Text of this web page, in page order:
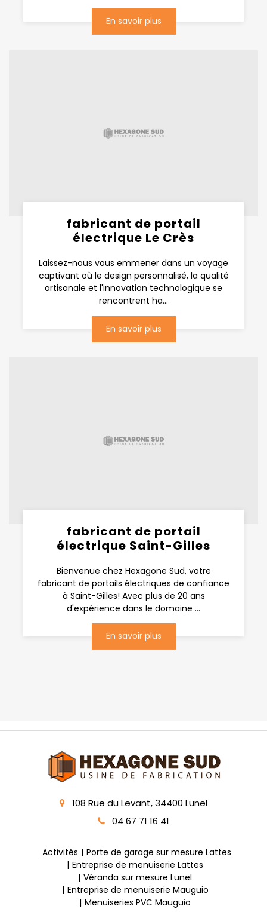
En savoir plus
fabricant de portail
électrique Le Crès
Laissez-nous vous emmener dans un voyage
captivant où le design personnalisé, la qualité
artisanale et l'innovation technologique se
rencontrent ha...
En savoir plus
fabricant de portail
électrique Saint-Gilles
Bienvenue chez Hexagone Sud, votre
fabricant de portails électriques de confiance
à Saint-Gilles! Avec plus de 20 ans
d'expérience dans le domaine ...
En savoir plus
108 Rue du Levant, 34400 Lunel
04 67 71 16 41
Activités
Porte de garage sur mesure Lattes
Entreprise de menuiserie Lattes
Véranda sur mesure Lunel
Entreprise de menuiserie Mauguio
Menuiseries PVC Mauguio